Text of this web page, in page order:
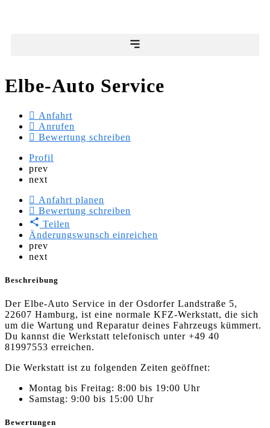
Elbe-Auto Service
Anfahrt
Anrufen
Bewertung schreiben
Profil
prev
next
Anfahrt planen
Bewertung schreiben
Teilen
Änderungswunsch einreichen
prev
next
Beschreibung
Der Elbe-Auto Service in der Osdorfer Landstraße 5,
22607 Hamburg, ist eine normale KFZ-Werkstatt, die sich
um die Wartung und Reparatur deines Fahrzeugs kümmert.
Du kannst die Werkstatt telefonisch unter +49 40
81997553 erreichen.
Die Werkstatt ist zu folgenden Zeiten geöffnet:
Montag bis Freitag: 8:00 bis 19:00 Uhr
Samstag: 9:00 bis 15:00 Uhr
Bewertungen